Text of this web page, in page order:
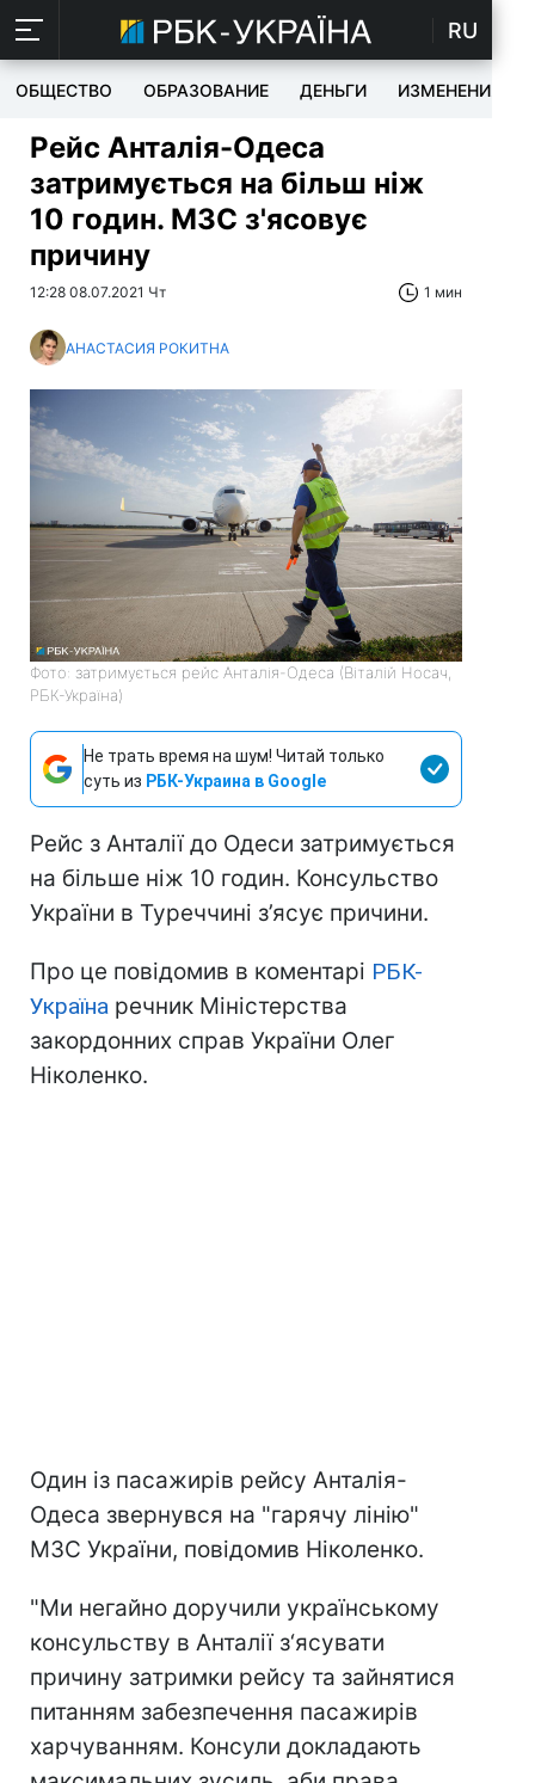
RU
ОБЩЕСТВО ОБРАЗОВАНИЕ ДЕНЬГИ ИЗМЕНЕНИЯ
Рейс Анталія-Одеса
затримується на більш ніж
10 годин. МЗС з'ясовує
причину
12:28 08.07.2021 Чт 1 мин
АНАСТАСИЯ РОКИТНА
Фото: затримується рейс Анталія-Одеса (Віталій Носач,
РБК-Україна)
Не трать время на шум! Читай только
суть из РБК-Украина в Google
Рейс з Анталії до Одеси затримується
на більше ніж 10 годин. Консульство
України в Туреччині з’ясує причини.
Про це повідомив в коментарі РБК-
Україна речник Міністерства
закордонних справ України Олег
Ніколенко.
Один із пасажирів рейсу Анталія-
Одеса звернувся на "гарячу лінію"
МЗС України, повідомив Ніколенко.
"Ми негайно доручили українському
консульству в Анталії з‘ясувати
причину затримки рейсу та зайнятися
питанням забезпечення пасажирів
харчуванням. Консули докладають